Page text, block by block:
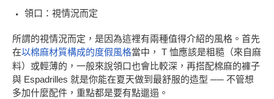
領口：視情況而定
所謂的視情況而定，是因為這裡有兩種值得介紹的風格。首先
在以棉麻材質構成的度假風格當中， T 恤應該是粗糙（來自麻
料）或輕薄的，一般來說領口也會比較深，再搭配棉麻的褲子
與 Espadrilles 就是你能在夏天做到最舒服的造型 ── 不管想
多加什麼配件，重點都是要有點邋遢。